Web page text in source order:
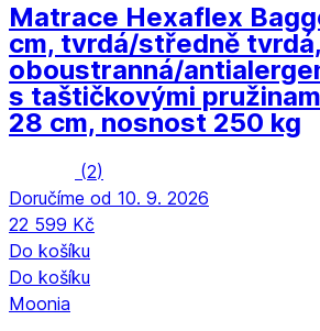
Matrace Hexaflex
cm, tvrdá/středně
oboustranná/
s taštičkovými
28 cm, nosnost 250 kg
(2)
Doručíme od 10. 9. 2026
22 599 Kč
Do košíku
Do košíku
Moonia